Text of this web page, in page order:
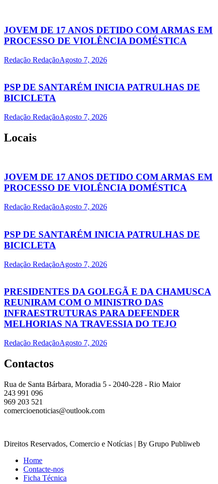
JOVEM DE 17 ANOS DETIDO COM ARMAS EM
PROCESSO DE VIOLÊNCIA DOMÉSTICA
Redação RedaçãoAgosto 7, 2026
PSP DE SANTARÉM INICIA PATRULHAS DE
BICICLETA
Redação RedaçãoAgosto 7, 2026
Locais
JOVEM DE 17 ANOS DETIDO COM ARMAS EM
PROCESSO DE VIOLÊNCIA DOMÉSTICA
Redação RedaçãoAgosto 7, 2026
PSP DE SANTARÉM INICIA PATRULHAS DE
BICICLETA
Redação RedaçãoAgosto 7, 2026
PRESIDENTES DA GOLEGÃ E DA CHAMUSCA
REUNIRAM COM O MINISTRO DAS
INFRAESTRUTURAS PARA DEFENDER
MELHORIAS NA TRAVESSIA DO TEJO
Redação RedaçãoAgosto 7, 2026
Contactos
Rua de Santa Bárbara, Moradia 5 - 2040-228 - Rio Maior
243 991 096
969 203 521
comercioenoticias@outlook.com
Direitos Reservados, Comercio e Notícias | By Grupo Publiweb
Home
Contacte-nos
Ficha Técnica